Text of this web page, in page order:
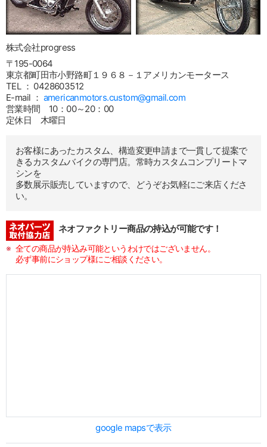
株式会社progress
〒195-0064
東京都町田市小野路町１９６８－１アメリカンモータース
TEL ： 0428603512
E-mail ： americanmotors.custom@gmail.com
営業時間 10：00～20：00
定休日 木曜日
お客様にあったカスタム、構造変更申請まで一貫して提案で
きるカスタムバイクの専門店。常時カスタムコンプリートマ
シンを
多数展示販売していますので、どうぞお気軽にご来店くださ
い。
ネオファクトリー商品の持込が可能です！
全ての商品が持込み可能というわけではございません。
必ず事前にショップ様にご相談ください。
google mapsで表示